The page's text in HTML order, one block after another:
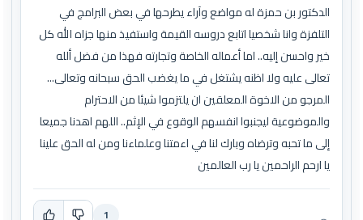
الدكتور بن حمزة له مواضع وآراء يطرحها في بعض البرامج في
التلفزة وانا شخصيا اتابع دروسه القيمة واستفيذ منها جزاه الله كل
خير واحسن إليه.. اما أعماله الخاصة وتجارته فهذا من فضل ألله
تعالى عليه ولا اظنه يشتغل في ما يغضب الحق سبحانه وتعالى...
المرجو من الاخوة المعلقين ان يلتزموا شيئا من الاحترام
والموضوعية ليجنبوا انفسهم الوقوع في الإثم.. اللهم اهدنا جميعا
إلى ما تحبه وترضاه وبارك لنا في اءمتنا وعلماءنا ومن له الحق علينا
يا ارحم الراحمين يا رب العالمين
1